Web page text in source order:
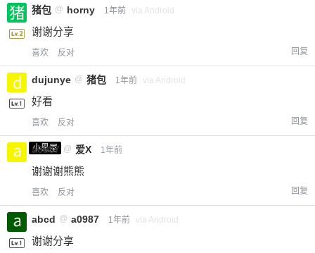
猪包 @ horny 1年前 via Android
谢谢分享
喜欢 反对 回复
dujunye @ 猪包 1年前 via Android
好看
喜欢 反对 回复
小黑屋
a0987 @ 爱X 1年前
谢谢谢熊熊
喜欢 反对 回复
abcd @ a0987 1年前 via Android
谢谢分享